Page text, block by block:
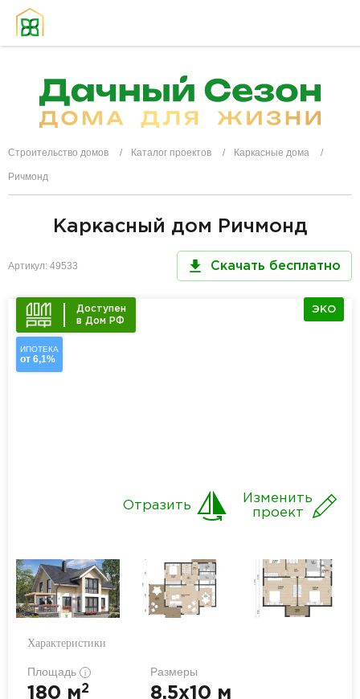
Строительство домов Каталог проектов Каркасные дома
Ричмонд
Каркасный дом Ричмонд
Артикул: 49533 Скачать бесплатно
Доступен
в Дом РФ
ИПОТЕКА
от 6,1%
ЭКО
Изменить
проект
Отразить
Характеристики
Площадь i
180 м2
Размеры
8.5x10 м